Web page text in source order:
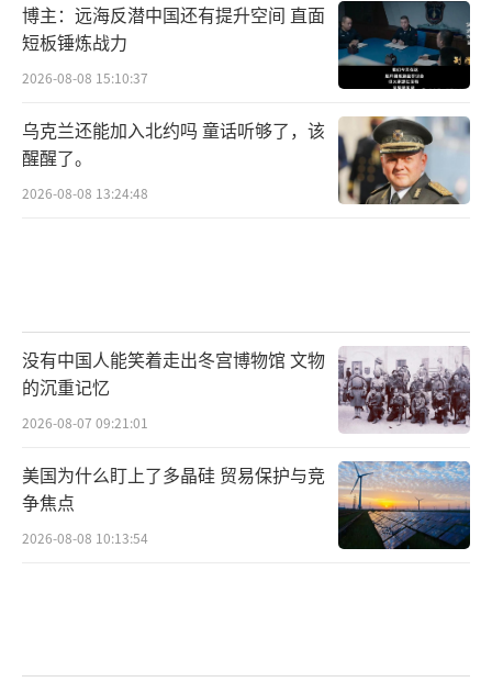
博主：远海反潜中国还有提升空间 直面
短板锤炼战力
2026-08-08 15:10:37
乌克兰还能加入北约吗 童话听够了，该
醒醒了。
2026-08-08 13:24:48
没有中国人能笑着走出冬宫博物馆 文物
的沉重记忆
2026-08-07 09:21:01
美国为什么盯上了多晶硅 贸易保护与竞
争焦点
2026-08-08 10:13:54